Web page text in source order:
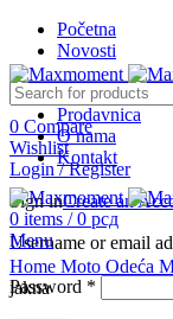
Početna
Novosti
0 Compare
Wishlist
Login / Register
Sign inCreate an
Username or email
Password *
Prodavnica
O nama
Kontakt
0 items / 0 рсд
Menu
Click to enlarge
Home Moto Odeća
jakna